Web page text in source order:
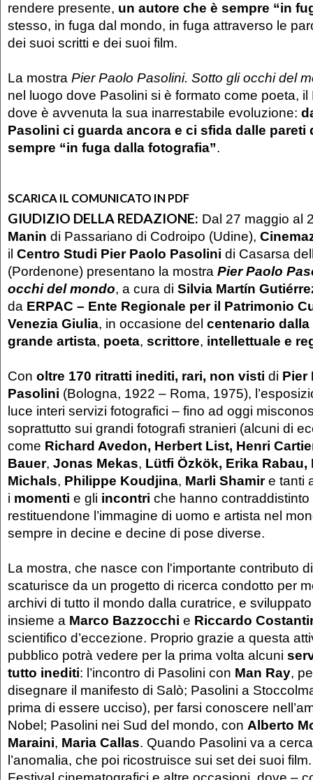
rendere presente, un autore che è sempre “in
stesso, in fuga dal mondo, in fuga attraverso le
dei suoi scritti e dei suoi film.
La mostra Pier Paolo Pasolini. Sotto gli occhi del
nel luogo dove Pasolini si è formato come poeta, il
dove è avvenuta la sua inarrestabile evoluzione:
Pasolini ci guarda ancora e ci sfida dalle pareti
sempre “in fuga dalla fotografia”.
SCARICA IL COMUNICATO IN PDF
GIUDIZIO DELLA REDAZIONE: Dal 27 maggio al
Manin di Passariano di Codroipo (Udine),
il Centro Studi Pier Paolo Pasolini di Casarsa
(Pordenone) presentano la mostra Pier Paolo
occhi del mondo, a cura di Silvia Martín
da ERPAC – Ente Regionale per il Patrimonio
Venezia Giulia, in occasione del centenario
grande artista, poeta, scrittore, intellettuale e
Con oltre 170 ritratti inediti, rari, non visti di Pier
Pasolini (Bologna, 1922 – Roma, 1975),
luce interi servizi fotografici – fino ad oggi
soprattutto sui grandi fotografi stranieri (alcuni di
come Richard Avedon, Herbert List, Henri
Bauer, Jonas Mekas, Lütfi Özkök, Erika Rabau,
Michals, Philippe Koudjina, Marli Shamire tanti
i momenti e gli incontri che hanno
restituendone l’immagine di uomo e artista nel
sempre in decine e decine di pose diverse.
La mostra, che nasce con l'importante contributo
scaturisce da un progetto di ricerca condotto per
archivi di tutto il mondo dalla curatrice, e
insieme a Marco Bazzocchi e Riccardo
scientifico d’eccezione. Proprio grazie a questa
pubblico potrà vedere per la prima volta alcuni
tutto inediti: l’incontro di Pasolini con Man Ray,
disegnare il manifesto di Salò; Pasolini a
prima di essere ucciso), per farsi conoscere
Nobel; Pasolini nei Sud del mondo, con Alberto
Maraini, Maria Callas. Quando Pasolini va a
l’anomalia, che poi ricostruisce sui set dei suoi